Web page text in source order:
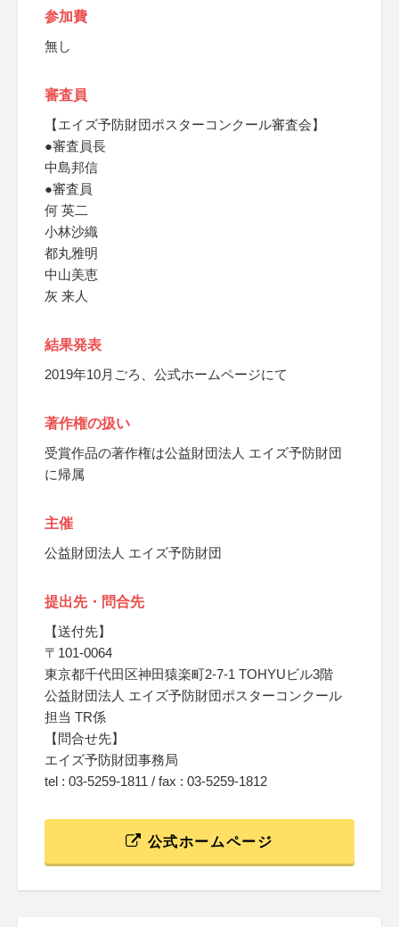
参加費
無し
審査員
【エイズ予防財団ポスターコンクール審査会】
●審査員長
中島邦信
●審査員
何 英二
小林沙織
都丸雅明
中山美恵
灰 来人
結果発表
2019年10月ごろ、公式ホームページにて
著作権の扱い
受賞作品の著作権は公益財団法人 エイズ予防財団
に帰属
主催
公益財団法人 エイズ予防財団
提出先・問合先
【送付先】
〒101-0064
東京都千代田区神田猿楽町2-7-1 TOHYUビル3階
公益財団法人 エイズ予防財団ポスターコンクール
担当 TR係
【問合せ先】
エイズ予防財団事務局
tel : 03-5259-1811 / fax : 03-5259-1812
公式ホームページ